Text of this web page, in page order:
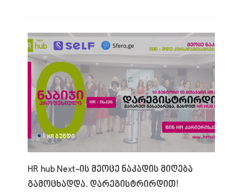
| HR ᲒᲣᲜᲓᲘ
HR hub Next-ის მეოცე ნაკადის მიღება
გამოცხადდა. დარეგისტრირდით!